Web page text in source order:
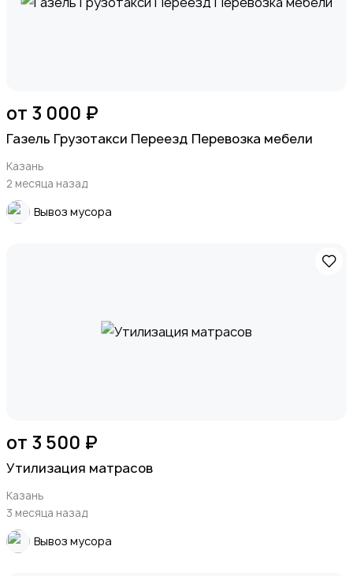
от 3 000 ₽
Газель Грузотакси Переезд Перевозка мебели
Казань
2 месяца назад
Вывоз мусора
от 3 500 ₽
Утилизация матрасов
Казань
3 месяца назад
Вывоз мусора